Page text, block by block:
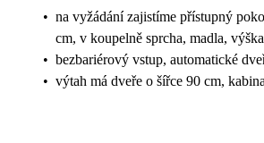
• na vyžádání zajistíme přístupný
cm, v koupelně sprcha, madla,
• bezbariérový vstup, automatické
• výtah má dveře o šířce 90 cm,